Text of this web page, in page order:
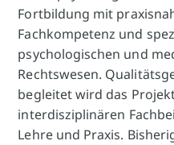
Fortbildung mit
Fachkompetenz und
psychologischen und
Rechtswesen.
begleitet wird das
interdisziplinären
Lehre und Praxis.